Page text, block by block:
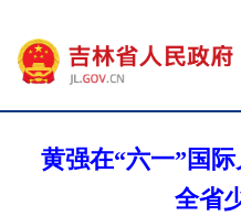
黄强在“六一”国
全省